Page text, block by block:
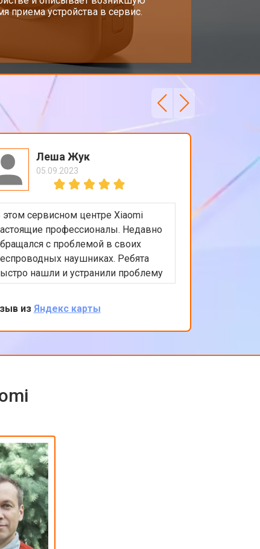
приема устройства в сервис.
Леша Жук
05.09.2023
этом сервисном центре Xiaomi
профессионалы. Недавно
с проблемой в своих
наушниках. Ребята
нашли и устранили проблему
подключением. Цены адекватные,
обслуживание на высоком уровне.
из Яндекс карты